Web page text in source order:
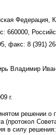
Федерация,
660000,
факс: 8 (391)
Владимир
г.
решении о
(протокол
в силу